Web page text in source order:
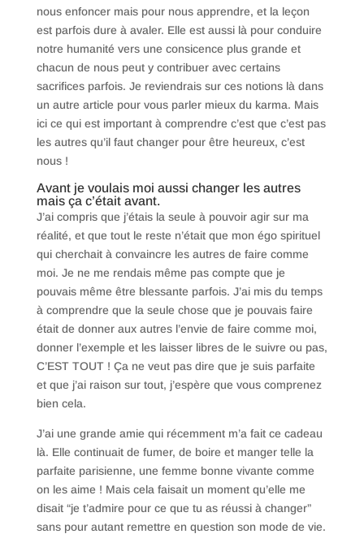
nous enfoncer mais pour nous apprendre, et la leçon
est parfois dure à avaler. Elle est aussi là pour conduire
notre humanité vers une consicence plus grande et
chacun de nous peut y contribuer avec certains
sacrifices parfois. Je reviendrais sur ces notions là dans
un autre article pour vous parler mieux du karma. Mais
ici ce qui est important à comprendre c’est que c’est pas
les autres qu’il faut changer pour être heureux, c’est
nous !
Avant je voulais moi aussi changer les autres
mais ça c’était avant.
J’ai compris que j’étais la seule à pouvoir agir sur ma
réalité, et que tout le reste n’était que mon égo spirituel
qui cherchait à convaincre les autres de faire comme
moi. Je ne me rendais même pas compte que je
pouvais même être blessante parfois. J’ai mis du temps
à comprendre que la seule chose que je pouvais faire
était de donner aux autres l’envie de faire comme moi,
donner l’exemple et les laisser libres de le suivre ou pas,
C’EST TOUT ! Ça ne veut pas dire que je suis parfaite
et que j’ai raison sur tout, j’espère que vous comprenez
bien cela.
J’ai une grande amie qui récemment m’a fait ce cadeau
là. Elle continuait de fumer, de boire et manger telle la
parfaite parisienne, une femme bonne vivante comme
on les aime ! Mais cela faisait un moment qu’elle me
disait “je t’admire pour ce que tu as réussi à changer”
sans pour autant remettre en question son mode de vie.